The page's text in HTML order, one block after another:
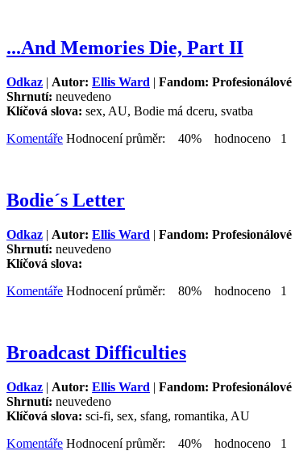
...And Memories Die, Part II
Odkaz | Autor: Ellis Ward | Fandom: Profesionálové
Shrnutí: neuvedeno
Klíčová slova: sex, AU, Bodie má dceru, svatba
Komentáře Hodnocení průměr: 40% hodnoceno 1
Bodie´s Letter
Odkaz | Autor: Ellis Ward | Fandom: Profesionálové
Shrnutí: neuvedeno
Klíčová slova:
Komentáře Hodnocení průměr: 80% hodnoceno 1
Broadcast Difficulties
Odkaz | Autor: Ellis Ward | Fandom: Profesionálové
Shrnutí: neuvedeno
Klíčová slova: sci-fi, sex, sfang, romantika, AU
Komentáře Hodnocení průměr: 40% hodnoceno 1